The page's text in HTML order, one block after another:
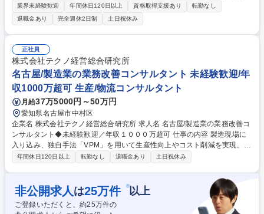
に】1.審査日程の決定：審査をする企業と審査日決定後、連絡や必要資料
の確認、宿泊先・移動手段の手配等事前準備を始めます。 2．審査計画の
策定・調整：審査当日の審査スケジュールを作成して企業と調整し、審査
計画を決定します。また、審査前日までに、審査チーム内の打ち合わせを
行います。3．審査：審査計画に沿って、審査を実施し、審査報告書を作
成します。内容を受審企業に説明し、責任者からサインをいただきます。
4．審査終了後：審査実施後の業務処理を行います。 【変更の範囲：当機
構における各種業務全般】 募集職種 【名古屋】JISQ9100(航空宇宙産業
向け)審査員/国内外をリードする認証機関
業界未経験歓迎 年間休日120日以上 資格取得支援あり
転勤なし
退職金あり
完全週休2日制 土日祝休み
正社員
株式会社テクノ経営総合研究所
名古屋/製造業の業務改善コンサルタント 未経験歓迎/年
収1000万超可 生産/物流コンサルタント
月給37万5000円～50万円
愛知県名古屋市中村区
企業名 株式会社テクノ経営総合研究所 求人名 名古屋/製造業の業務改善コ
ンサルタント◆未経験歓迎／年収１０００万超可 仕事の内容 製造現場に
入り込み、独自手法「VPM」を用いて生産性向上やコスト削減を実現。経
営層から現場まで一丸となって課題解決に挑む「実行支援型」のコンサル
ウを習得。単なる「資料作成係」の下積みではなく、早期から現場で顧客
と対峙できる実践的な環境です。 ・担当案件は1年スパン。じっくり信頼
関係を構築 ・生産、物流、ITなど多角的な改善を実施 ・経営と現場の橋
渡し役としてプロジェクトを牽引します。「現場を知る」あなたの経験が
年間休日120日以上 転勤なし 退職金あり 土日祝休み
非公開求人 は25万件 ※以上
ご登録いただくと、約25万件の